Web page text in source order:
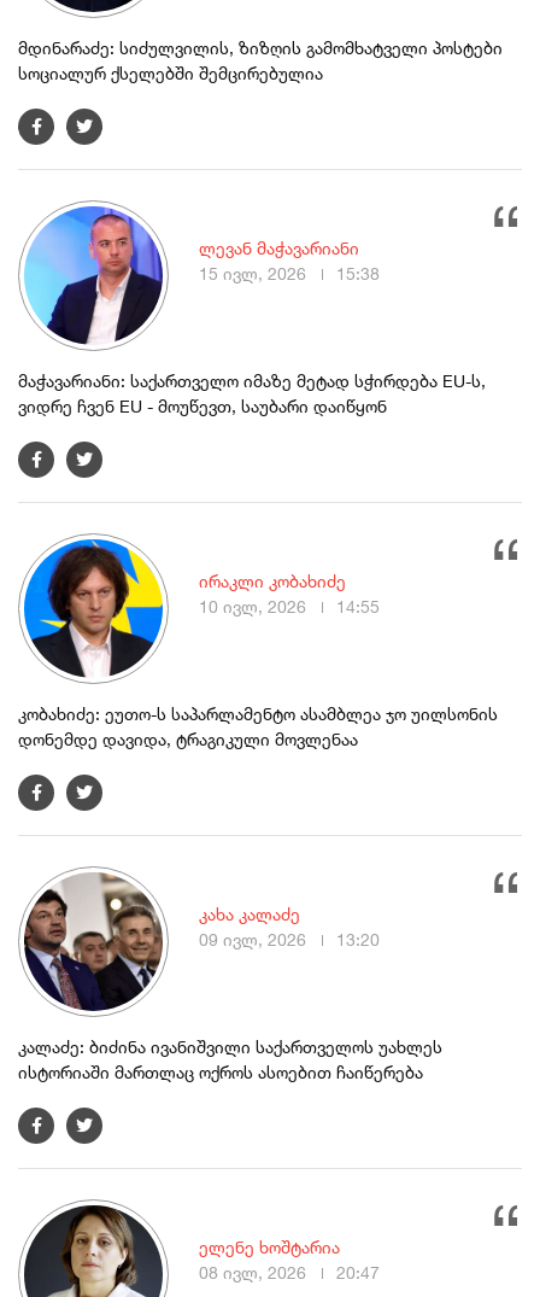
მდინარაძე: სიძულვილის, ზიზღის გამომხატველი პოსტები
სოციალურ ქსელებში შემცირებულია
მაჭავარიანი: საქართველო იმაზე მეტად სჭირდება EU-ს,
ვიდრე ჩვენ EU - მოუწევთ, საუბარი დაიწყონ
ლევან მაჭავარიანი
15 ივლ, 2026
15:38
კობახიძე: ეუთო-ს საპარლამენტო ასამბლეა ჯო უილსონის
დონემდე დავიდა, ტრაგიკული მოვლენაა
ირაკლი კობახიძე
10 ივლ, 2026
14:55
კალაძე: ბიძინა ივანიშვილი საქართველოს უახლეს
ისტორიაში მართლაც ოქროს ასოებით ჩაიწერება
კახა კალაძე
09 ივლ, 2026
13:20
ელენე ხოშტარია
08 ივლ, 2026
20:47